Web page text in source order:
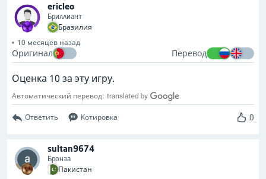
ericleo
Бриллиант
Бразилия
10 месяцев назад
Оригинал Перевод
Оценка 10 за эту игру.
Автоматический перевод:
Ответить Котировка 0
sultan9674
Бронза
Пакистан